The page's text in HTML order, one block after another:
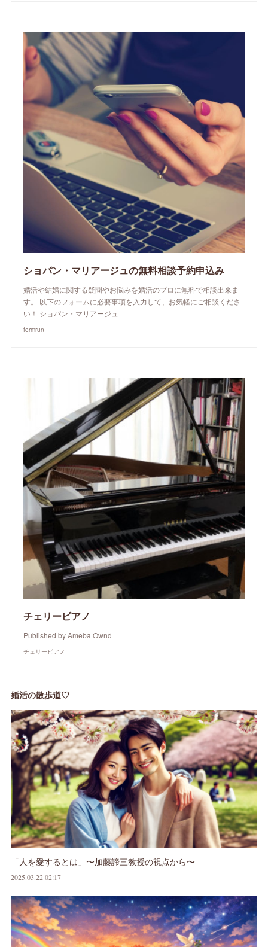
ショパン・マリアージュの無料相談予約申込み
婚活や結婚に関する疑問やお悩みを婚活のプロに無料で相談出来ま
す。 以下のフォームに必要事項を入力して、お気軽にご相談くださ
い！ ショパン・マリアージュ
formrun
チェリーピアノ
Published by Ameba Ownd
チェリーピアノ
婚活の散歩道♡
「人を愛するとは」〜加藤諦三教授の視点から〜
2025.03.22 02:17